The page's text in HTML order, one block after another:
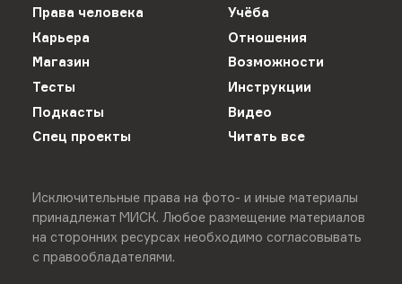
Права человека
Учёба
Карьера
Отношения
Магазин
Возможности
Тесты
Инструкции
Подкасты
Видео
Спец проекты
Читать все
Исключительные права на фото- и иные материалы
принадлежат МИСК. Любое размещение материалов
на сторонних ресурсах необходимо согласовывать
с правообладателями.